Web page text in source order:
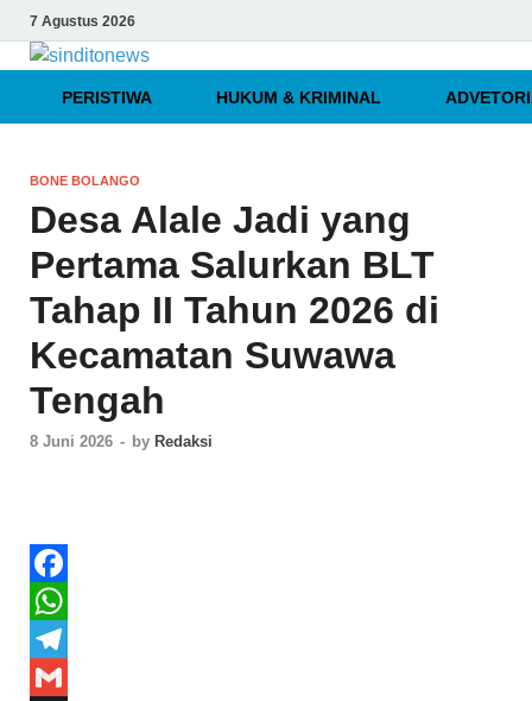
7 Agustus 2026
sinditonews
Media Independen Faktual dan Terpercaya
PERISTIWA
HUKUM & KRIMINAL
BONE BOLANGO
Desa Alale Jadi yang
Pertama Salurkan BLT
Tahap II Tahun 2026 di
Kecamatan Suwawa
Tengah
8 Juni 2026 - by Redaksi
F
a
c
W
hT